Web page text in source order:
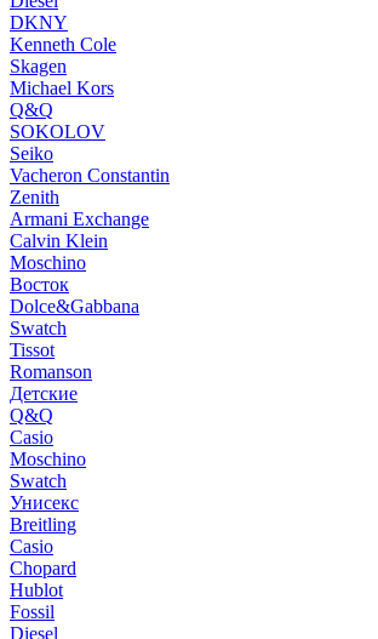
DKNY
Kenneth Cole
Skagen
Michael Kors
Q&Q
SOKOLOV
Seiko
Vacheron Constantin
Zenith
Armani Exchange
Calvin Klein
Moschino
Восток
Dolce&Gabbana
Swatch
Tissot
Romanson
Детские
Q&Q
Casio
Moschino
Swatch
Унисекс
Breitling
Casio
Chopard
Hublot
Fossil
Diesel